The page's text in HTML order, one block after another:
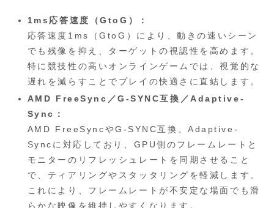
1ms応答速度（GtoG）：
応答速度1ms（GtoG）により、動きの速いシーン
でも残像を抑え、ターゲットの視認性を高めます。
特に競技性の高いオンラインゲームでは、視覚的な
遅れを減らすことでプレイの快適さに直結します。
AMD FreeSync／G-SYNC互換／Adaptive-
Sync：
AMD FreeSyncやG-SYNC互換、Adaptive-
Syncに対応しており、GPU側のフレームレートと
モニターのリフレッシュレートを同期させること
で、ティアリングやスタッタリングを軽減します。
これにより、フレームレートが不安定な場面でも滑
らかな映像を維持しやすくなります。